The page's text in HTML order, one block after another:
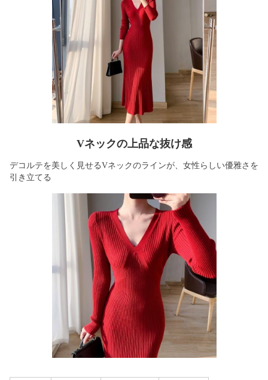
Vネックの上品な抜け感
デコルテを美しく見せるVネックのラインが、女性らしい優雅さを
引き立てる